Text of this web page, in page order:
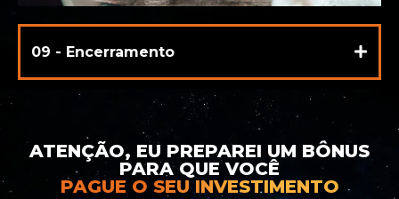
09 - Encerramento
ATENÇÃO, EU PREPAREI UM BÔNUS
PARA QUE VOCÊ
PAGUE O SEU INVESTIMENTO